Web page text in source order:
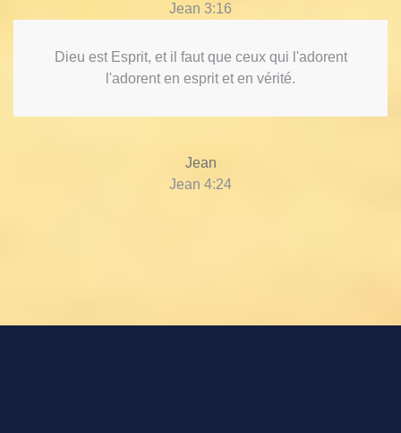
Jean 3:16
Dieu est Esprit, et il faut que ceux qui l'adorent
l'adorent en esprit et en vérité.
Jean
Jean 4:24